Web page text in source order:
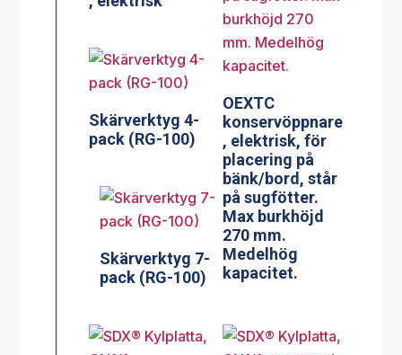
OEXTC
konservöppnare
, elektrisk, för
placering på
bänk/bord, står
på sugfötter.
Max burkhöjd
270 mm.
Medelhög
kapacitet.
Skärverktyg 4-
pack (RG-100)
Skärverktyg 7-
pack (RG-100)